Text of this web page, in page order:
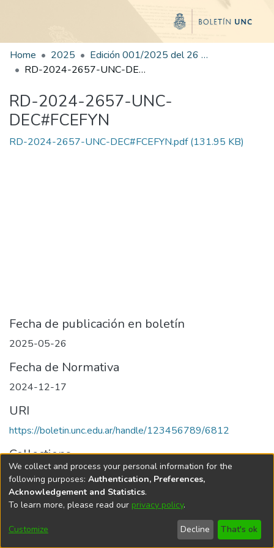
Home 2025
Edición 001/2025 del 26 de mayo de 2025
RD-2024-2657-UNC-DEC#FCEFYN
RD-2024-2657-UNC-
DEC#FCEFYN
RD-2024-2657-UNC-DEC#FCEFYN.pdf(131.95 KB)
Fecha de publicación en boletín
2025-05-26
Fecha de Normativa
2024-12-17
URI
https://boletin.unc.edu.ar/handle/123456789/6812
Collections
Edición 001/2025 del 26 de mayo de 2025
Universidad Nacional de Córdoba
We collect and process your personal information for the
following purposes: Authentication, Preferences,
Acknowledgement and Statistics.
To learn more, please read our privacy policy.
Customize Decline That's ok